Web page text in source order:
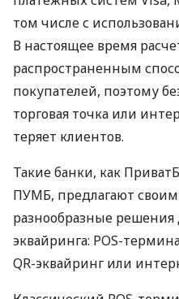
том числе с
В настоящее время
распространенным
покупателей, поэтому
торговая точка или
теряет клиентов.
Такие банки, как
ПУМБ, предлагают
разнообразные решения
эквайринга: POS-
QR-эквайринг или